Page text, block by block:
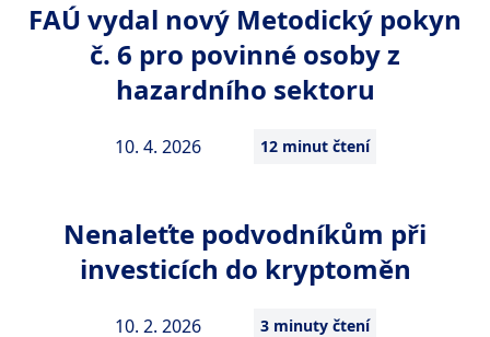
10. 4. 2026 12 minut čtení
FAÚ vydal nový Metodický pokyn
č. 6 pro povinné osoby z
hazardního sektoru
10. 2. 2026 3 minuty čtení
Nenaleťte podvodníkům při
investicích do kryptoměn